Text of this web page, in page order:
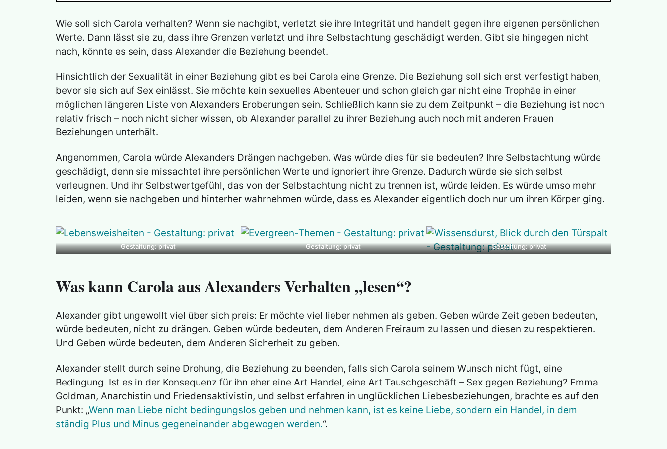
Wie soll sich Carola verhalten? Wenn sie nachgibt, verletzt sie ihre Integrität und handelt gegen ihre eigenen persönlichen
Werte. Dann lässt sie zu, dass ihre Grenzen verletzt und ihre Selbstachtung geschädigt werden. Gibt sie hingegen nicht
nach, könnte es sein, dass Alexander die Beziehung beendet.
Hinsichtlich der Sexualität in einer Beziehung gibt es bei Carola eine Grenze. Die Beziehung soll sich erst verfestigt haben,
bevor sie sich auf Sex einlässt. Sie möchte kein sexuelles Abenteuer und schon gleich gar nicht eine Trophäe in einer
möglichen längeren Liste von Alexanders Eroberungen sein. Schließlich kann sie zu dem Zeitpunkt – die Beziehung ist noch
relativ frisch – noch nicht sicher wissen, ob Alexander parallel zu ihrer Beziehung auch noch mit anderen Frauen
Beziehungen unterhält.
Angenommen, Carola würde Alexanders Drängen nachgeben. Was würde dies für sie bedeuten? Ihre Selbstachtung würde
geschädigt, denn sie missachtet ihre persönlichen Werte und ignoriert ihre Grenze. Dadurch würde sie sich selbst
verleugnen. Und ihr Selbstwertgefühl, das von der Selbstachtung nicht zu trennen ist, würde leiden. Es würde umso mehr
leiden, wenn sie nachgeben und hinterher wahrnehmen würde, dass es Alexander eigentlich doch nur um ihren Körper ging.
Gestaltung: privat Gestaltung: privat Gestaltung: privat
Was kann Carola aus Alexanders Verhalten „lesen“?
Alexander gibt ungewollt viel über sich preis: Er möchte viel lieber nehmen als geben. Geben würde Zeit geben bedeuten,
würde bedeuten, nicht zu drängen. Geben würde bedeuten, dem Anderen Freiraum zu lassen und diesen zu respektieren.
Und Geben würde bedeuten, dem Anderen Sicherheit zu geben.
Alexander stellt durch seine Drohung, die Beziehung zu beenden, falls sich Carola seinem Wunsch nicht fügt, eine
Bedingung. Ist es in der Konsequenz für ihn eher eine Art Handel, eine Art Tauschgeschäft – Sex gegen Beziehung? Emma
Goldman, Anarchistin und Friedensaktivistin, und selbst erfahren in unglücklichen Liebesbeziehungen, brachte es auf den
Punkt: „Wenn man Liebe nicht bedingungslos geben und nehmen kann, ist es keine Liebe, sondern ein Handel, in dem
ständig Plus und Minus gegeneinander abgewogen werden.“.